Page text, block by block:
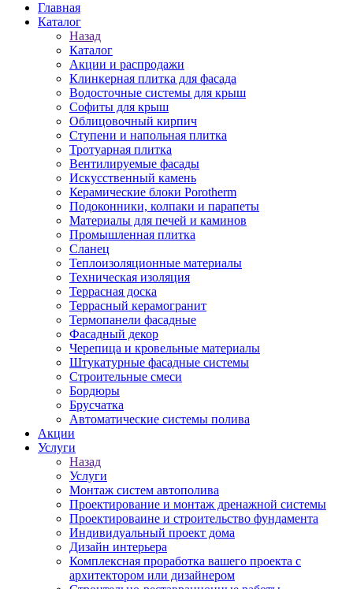
Главная
Каталог
Назад
Каталог
Акции и распродажи
Клинкерная плитка для фасада
Водосточные системы для крыш
Софиты для крыш
Облицовочный кирпич
Ступени и напольная плитка
Тротуарная плитка
Вентилируемые фасады
Искусственный камень
Керамические блоки Porotherm
Подоконники, колпаки и парапеты
Материалы для печей и каминов
Промышленная плитка
Сланец
Теплоизоляционные материалы
Техническая изоляция
Террасная доска
Террасный керамогранит
Термопанели фасадные
Фасадный декор
Черепица и кровельные материалы
Штукатурные фасадные системы
Строительные смеси
Бордюры
Брусчатка
Автоматические системы полива
Акции
Услуги
Назад
Услуги
Монтаж систем автополива
Проектирование и монтаж дренажной системы
Проектироваине и строительство фундамента
Индивидуальный проект дома
Дизайн интерьера
Комплексная проработка вашего проекта с
архитектором или дизайнером